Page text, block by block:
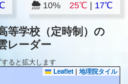
10% 25℃ 17℃
等学校（定時制）の
レーダー
すると拡大します
Leaflet | 地理院タイル